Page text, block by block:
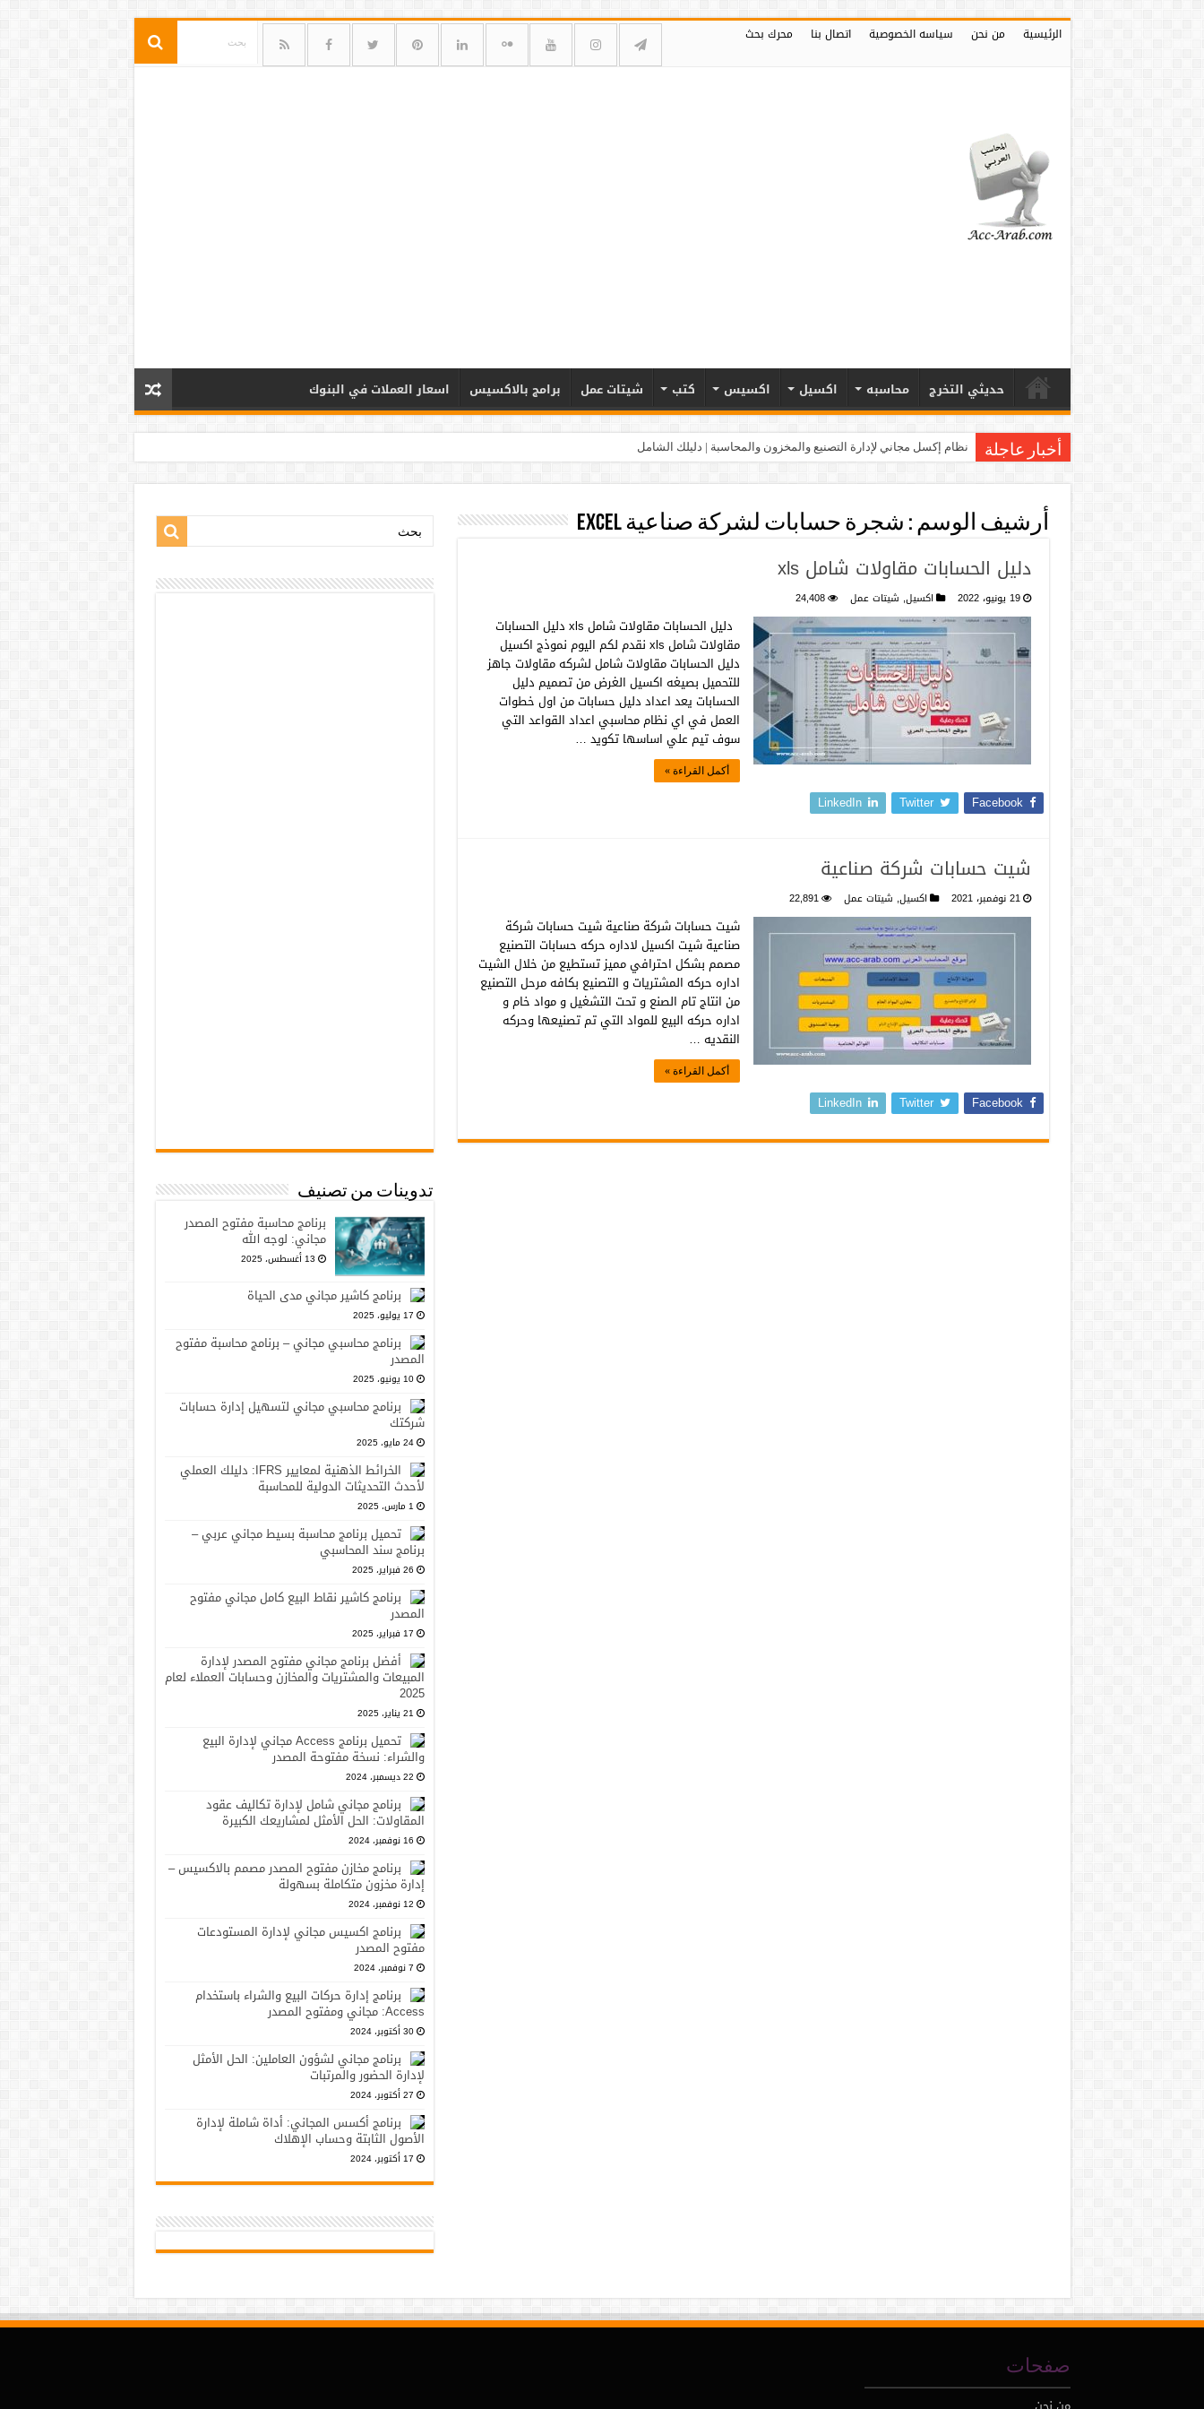
الرئيسية من نحن سياسه الخصوصية اتصال بنا محرك بحث
حديثي التخرج محاسبه اكسيل اكسيس كتب شيتات عمل برامج بالاكسيس اسعار العملات في البنوك
أخبار عاجلة نظام إكسل مجاني لإدارة التصنيع والمخزون والمحاسبة | دليلك الشامل
أرشيف الوسم : شجرة حسابات لشركة صناعية Excel
دليل الحسابات مقاولات شامل xls
19 يونيو، 2022 اكسيل, شيتات عمل 24,408
دليل الحسابات مقاولات شامل xls دليل الحسابات
مقاولات شامل xls نقدم لكم اليوم نموذج اكسيل
دليل الحسابات مقاولات شامل لشركه مقاولات جاهز
للتحميل بصيغه اكسيل الغرض من تصميم دليل
الحسابات يعد اعداد دليل حسابات من اول خطوات
العمل في اي نظام محاسبي اعداد القواعد التي
سوف تيم علي اساسها تكويد …
أكمل القراءة »
Facebook
Twitter
LinkedIn
شيت حسابات شركة صناعية
21 نوفمبر، 2021 اكسيل, شيتات عمل 22,891
شيت حسابات شركة صناعية شيت حسابات شركة
صناعية شيت اكسيل لاداره حركه حسابات التصنيع
مصمم بشكل احترافي مميز تستطيع من خلال الشيت
اداره حركه المشتريات و التصنيع بكافه مرحل التصنيع
من انتاج تام الصنع و تحت التشغيل و مواد خام و
اداره حركه البيع للمواد التي تم تصنيعها وحركه
النقديه …
أكمل القراءة »
Facebook
Twitter
LinkedIn
بحث:
تدوينات من تصنيف
برنامج محاسبة مفتوح المصدر
مجاني: لوجه الله
13 أغسطس، 2025
برنامج كاشير مجاني مدى الحياة
17 يوليو، 2025
برنامج محاسبي مجاني – برنامج محاسبة مفتوح
المصدر
10 يونيو، 2025
برنامج محاسبي مجاني لتسهيل إدارة حسابات
شركتك
24 مايو، 2025
الخرائط الذهنية لمعايير IFRS: دليلك العملي
لأحدث التحديثات الدولية للمحاسبة
1 مارس، 2025
تحميل برنامج محاسبة بسيط مجاني عربي –
برنامج سند المحاسبي
26 فبراير، 2025
برنامج كاشير نقاط البيع كامل مجاني مفتوح
المصدر
17 فبراير، 2025
أفضل برنامج مجاني مفتوح المصدر لإدارة
المبيعات والمشتريات والمخازن وحسابات العملاء لعام
2025
21 يناير، 2025
تحميل برنامج Access مجاني لإدارة البيع
والشراء: نسخة مفتوحة المصدر
22 ديسمبر، 2024
برنامج مجاني شامل لإدارة تكاليف عقود
المقاولات: الحل الأمثل لمشاريعك الكبيرة
16 نوفمبر، 2024
برنامج مخازن مفتوح المصدر مصمم بالاكسيس –
إدارة مخزون متكاملة بسهولة
12 نوفمبر، 2024
برنامج اكسيس مجاني لإدارة المستودعات
مفتوح المصدر
7 نوفمبر، 2024
برنامج إدارة حركات البيع والشراء باستخدام
Access: مجاني ومفتوح المصدر
30 أكتوبر، 2024
برنامج مجاني لشؤون العاملين: الحل الأمثل
لإدارة الحضور والمرتبات
27 أكتوبر، 2024
برنامج أكسس المجاني: أداة شاملة لإدارة
الأصول الثابتة وحساب الإهلاك
17 أكتوبر، 2024
صفحات